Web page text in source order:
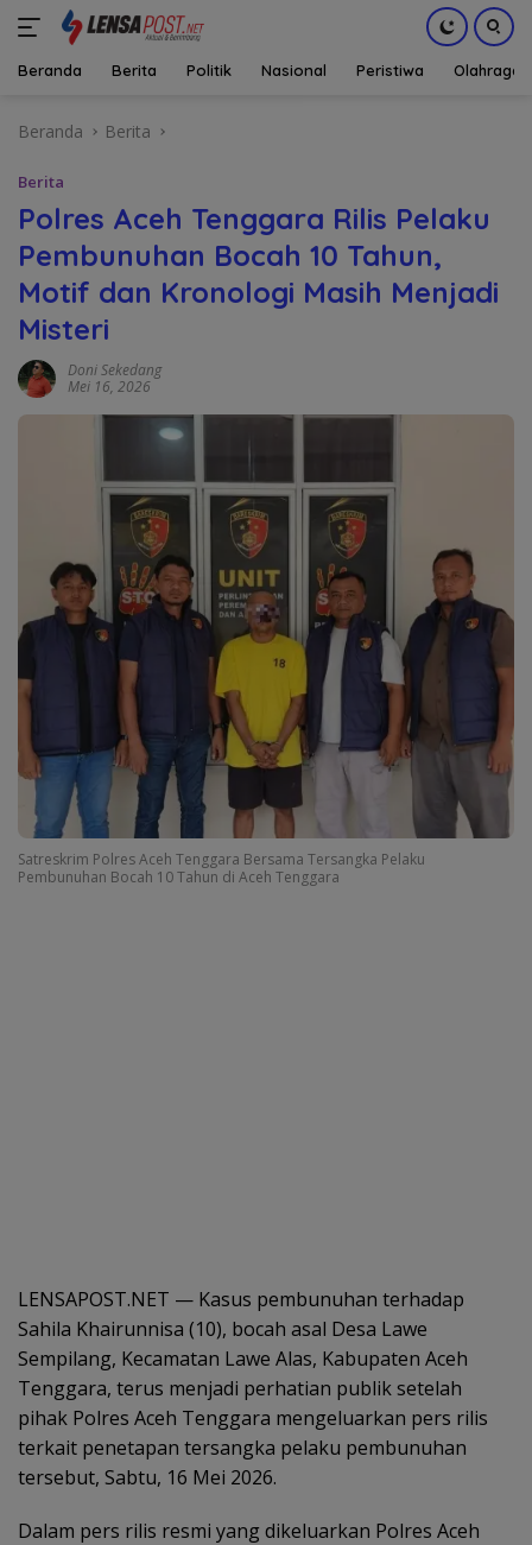
Beranda Berita Politik Nasional Peristiwa Olahraga
Beranda Berita
Berita
Polres Aceh Tenggara Rilis Pelaku
Pembunuhan Bocah 10 Tahun,
Motif dan Kronologi Masih Menjadi
Misteri
Doni Sekedang
Mei 16, 2026
Satreskrim Polres Aceh Tenggara Bersama Tersangka Pelaku
Pembunuhan Bocah 10 Tahun di Aceh Tenggara
LENSAPOST.NET — Kasus pembunuhan terhadap
Sahila Khairunnisa (10), bocah asal Desa Lawe
Sempilang, Kecamatan Lawe Alas, Kabupaten Aceh
Tenggara, terus menjadi perhatian publik setelah
pihak Polres Aceh Tenggara mengeluarkan pers rilis
terkait penetapan tersangka pelaku pembunuhan
tersebut, Sabtu, 16 Mei 2026.
Dalam pers rilis resmi yang dikeluarkan Polres Aceh